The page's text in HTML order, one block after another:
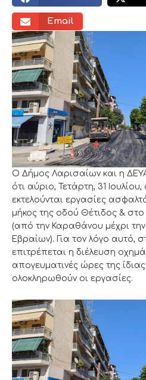
Email
Ο Δήμος Λαρισαίων και η
ότι αύριο, Τετάρτη, 31
εκτελούνται εργασίες
μήκος της οδού Θέτιδος &
(από την Καραθάνου μέχρι
Εβραίων). Για τον λόγο αυτό,
επιτρέπεται η διέλευση
απογευματινές ώρες της
ολοκληρωθούν οι εργασίες.